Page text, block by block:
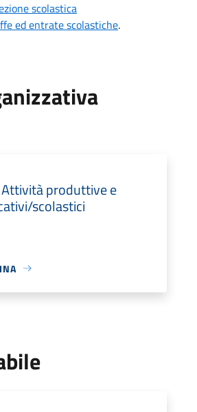
scolastica
ed entrate scolastiche.
produttive e
scolastici